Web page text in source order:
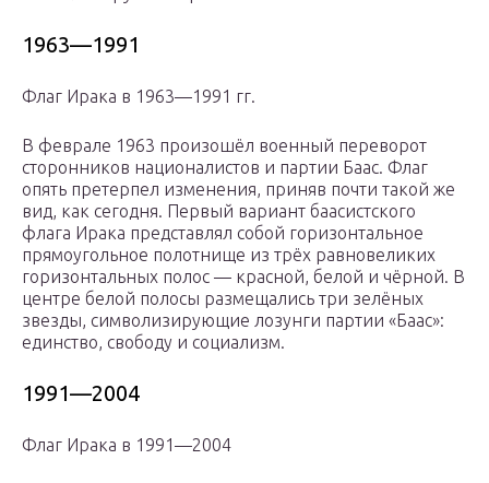
1963—1991
Флаг Ирака в 1963—1991 гг.
В феврале 1963 произошёл военный переворот
сторонников националистов и партии Баас. Флаг
опять претерпел изменения, приняв почти такой же
вид, как сегодня. Первый вариант баасистского
флага Ирака представлял собой горизонтальное
прямоугольное полотнище из трёх равновеликих
горизонтальных полос — красной, белой и чёрной. В
центре белой полосы размещались три зелёных
звезды, символизирующие лозунги партии «Баас»:
единство, свободу и социализм.
1991—2004
Флаг Ирака в 1991—2004